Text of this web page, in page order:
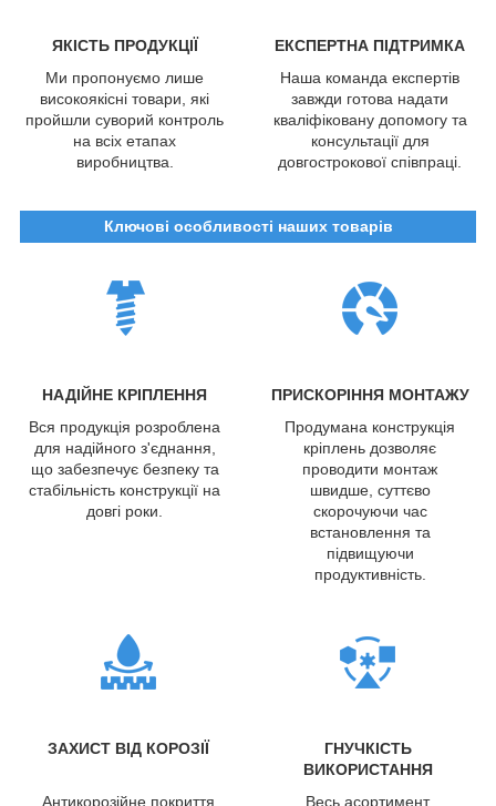
ЯКІСТЬ ПРОДУКЦІЇ
ЕКСПЕРТНА ПІДТРИМКА
Ми пропонуємо лише
високоякісні товари, які
пройшли суворий контроль
на всіх етапах
виробництва.
Наша команда експертів
завжди готова надати
кваліфіковану допомогу та
консультації для
довгострокової співпраці.
Ключові особливості наших товарів
НАДІЙНЕ КРІПЛЕННЯ
ПРИСКОРІННЯ МОНТАЖУ
Вся продукція розроблена
для надійного з'єднання,
що забезпечує безпеку та
стабільність конструкції на
довгі роки.
Продумана конструкція
кріплень дозволяє
проводити монтаж
швидше, суттєво
скорочуючи час
встановлення та
підвищуючи
продуктивність.
ЗАХИСТ ВІД КОРОЗІЇ
ГНУЧКІСТЬ
ВИКОРИСТАННЯ
Антикорозійне покриття
Весь асортимент